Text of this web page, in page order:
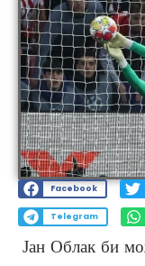
Facebook
Telegram
Јан Облак би